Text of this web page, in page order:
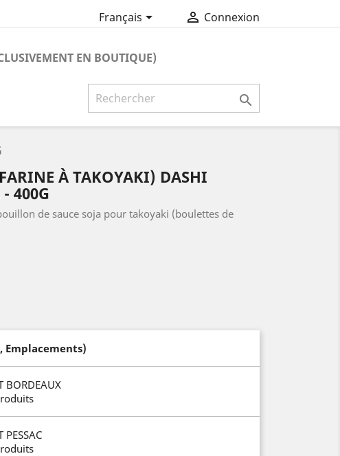
Français  Connexion
EN BOUTIQUE)

À TAKOYAKI) DASHI
400G
de sauce soja pour takoyaki (boulettes de
Emplacements)
BORDEAUX
PESSAC